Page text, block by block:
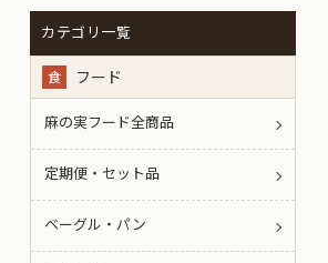
カテゴリ一覧
食 フード
麻の実フード全商品
定期便・セット品
ベーグル・パン